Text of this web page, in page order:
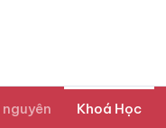
nguyên Khoá Học